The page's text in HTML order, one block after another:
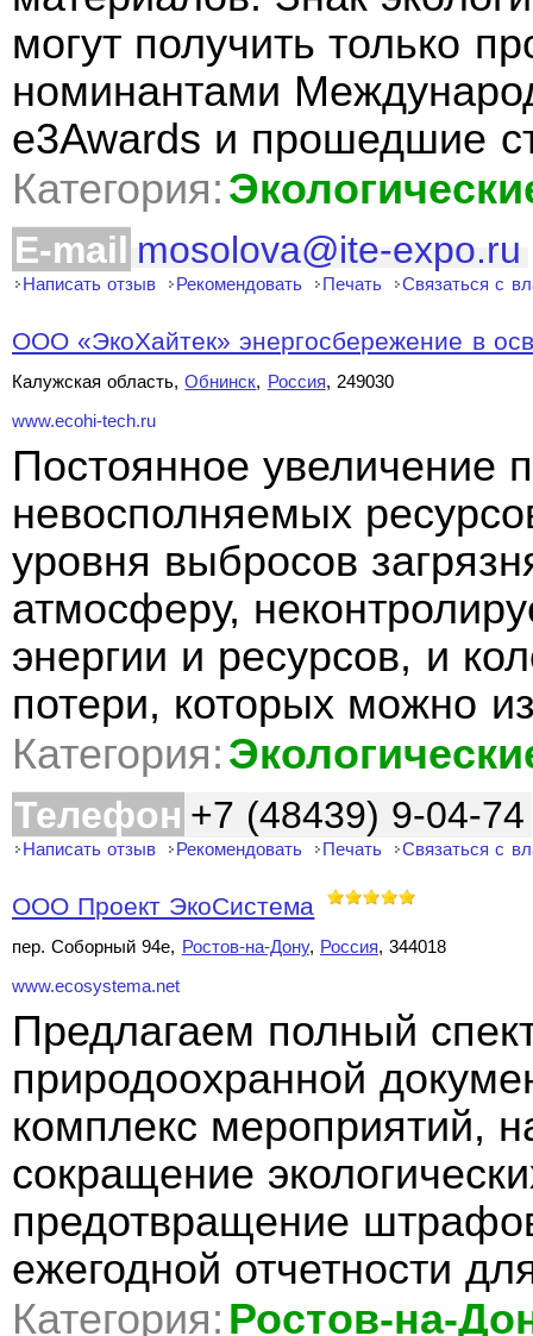
могут получить только
номинантами
e3Awards и прошедшие
Категория:
E-mail mosolova@ite-expo.ru
Написать отзыв Рекомендовать Печать Связаться с
ООО «ЭкоХайтек» энергосбережение в
Калужская область,Обнинск, Россия, 249030
www.ecohi-tech.ru
Постоянное увеличение
невосполняемых
уровня выбросов
атмосферу,
энергии и ресурсов, и
потери, которых можно
Категория:
Телефон +7 (48439) 9-04-74
Написать отзыв Рекомендовать Печать Связаться с
ООО Проект ЭкоСистема
пер. Соборный 94е, Ростов-на-Дону, Россия, 344018
www.ecosystema.net
Предлагаем полный
природоохранной
комплекс мероприятий,
сокращение
предотвращение
ежегодной отчетности
Категория: Ростов-на-